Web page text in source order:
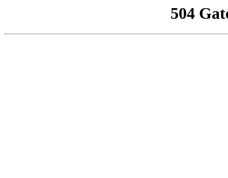
504